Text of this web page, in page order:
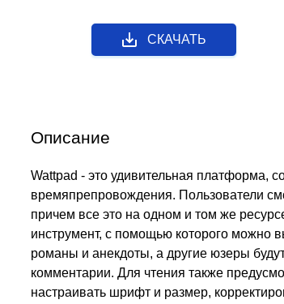
СКАЧАТЬ
Описание
Wattpad - это удивительная платформа,
времяпрепровождения. Пользователи
причем все это на одном и том же
инструмент, с помощью которого можно
романы и анекдоты, а другие юзеры
комментарии. Для чтения также
настраивать шрифт и размер,